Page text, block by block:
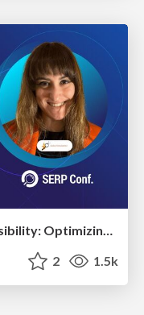
SERP Conf. Vienna - Web Accessibility: Optimizing for Inclusivity and SEO
2 1.5k